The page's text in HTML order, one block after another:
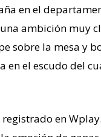
en el
ambición muy
sobre la mesa y
en el escudo del
en